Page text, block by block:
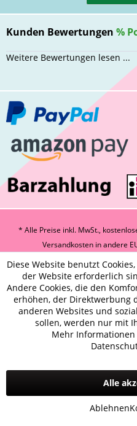
Kunden Bewertungen %
Weitere Bewertungen lesen ...
* Alle Preise inkl. MwSt.,
Versandkosten in andere
Diese Website benutzt
der Website erforderlich
Andere Cookies, die den
erhöhen, der Direktwerbung
anderen Websites und
sollen, werden nur mit
Mehr
Alle
Ablehnen